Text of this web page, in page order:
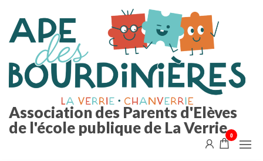
contenu
Association des Parents d'Elèves
de l'école publique de La Verrie 0